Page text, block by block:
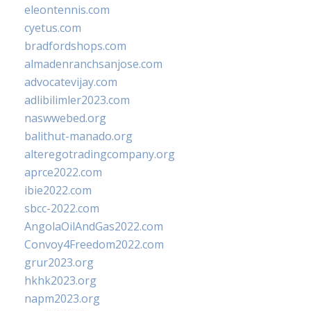
eleontennis.com
cyetus.com
bradfordshops.com
almadenranchsanjose.com
advocatevijay.com
adlibilimler2023.com
naswwebed.org
balithut-manado.org
alteregotradingcompany.org
aprce2022.com
ibie2022.com
sbcc-2022.com
AngolaOilAndGas2022.com
Convoy4Freedom2022.com
grur2023.org
hkhk2023.org
napm2023.org